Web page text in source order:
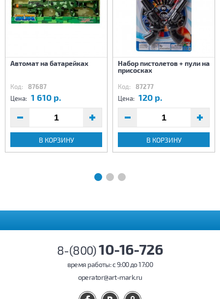
Автомат на батарейках
Код: 87687
Цена: 1 610 р.
В КОРЗИНУ
Набор пистолетов + пули на
присосках
Код: 87277
Цена: 120 р.
В КОРЗИНУ
8-(800)10-16-726
время работы: c 9:00 до 17:00
operator@art-mark.ru